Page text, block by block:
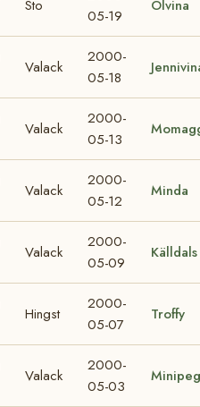
Sto
05-19
Olvina
Valack
2000-
05-18
Valack
2000-
05-13
Valack
2000-
05-12
Minda
Valack
2000-
05-09
Hingst
2000-
05-07
Troffy
Valack
2000-
05-03